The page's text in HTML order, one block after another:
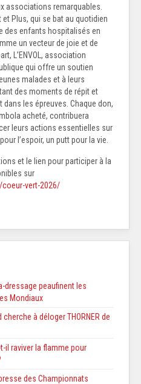
associations remarquables.
et Plus, qui se bat au quotidien
des enfants hospitalisés en
un vecteur de joie et de
L’ENVOL, association
qui offre un soutien
malades et à leurs
des moments de répit et
dans les épreuves. Chaque don,
acheté, contribuera
leurs actions essentielles sur
l’espoir, un putt pour la vie.
et le lien pour participer à la
sur
vert-2026/
dressage peaufinent les
Mondiaux
cherche à déloger THORNER de
t-il raviver la flamme pour
des Championnats